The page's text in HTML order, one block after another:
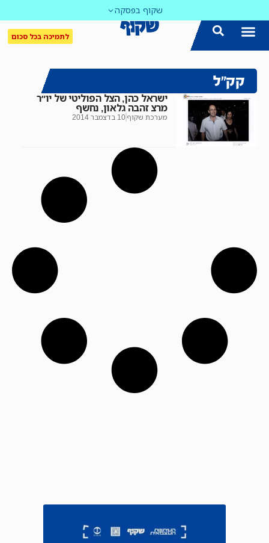
שקוף בפסקה
לתמיכה בכל סכום
קק"ל
ישראל כהן, הצל הפוליטי של יו״ר
מרצ זהבה גלאון, נחשף
מערכת שקוף10 בדצמבר 2014